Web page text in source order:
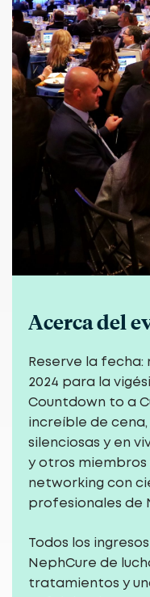
Acerca del
Reserve la
2024 para la
Countdown to a
increíble de
silenciosas y en
y otros miembros
networking con
profesionales de
Todos los
NephCure de
tratamientos y